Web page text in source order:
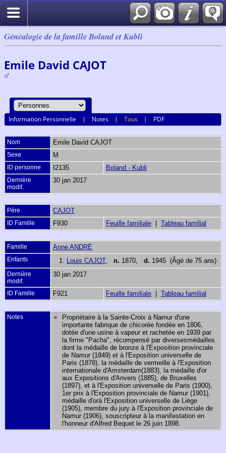
Généalogie de la famille Boland et Kubli
Emile David CAJOT
Information Personnelle | Notes |Tous | PDF
Nom Emile David CAJOT
Sexe M
ID personne I2135 Boland - Kubli
Dernière
modif.
30 jan 2017
Père CAJOT
ID Famille F930 Feuille familiale Tableau familial
Famille Anne ANDRÉ
Enfants 1. Louis CAJOT, n. 1870, d. 1945 (Âgé de 75 ans)
Dernière
modif.
30 jan 2017
ID Famille F921 Feuille familiale Tableau familial
Notes
Propriétaire à la Sainte-Croix à Namur d'une
importante fabrique de chicorée fondée en 1806,
dotée d'une usine à vapeur et rachetée en 1939 par
la firme "Pacha", récompensé par diversesmédailles
dont la médaille de bronze à l'Exposition provinciale
de Namur (1849) et à l'Exposition universelle de
Paris (1878), la médaille de vermeille à l'Exposition
internationale d'Amsterdam(1883), la médaille d'or
aux Expositions d'Anvers (1885), de Bruxelles
(1897), et à l'Exposition universelle de Paris (1900),
1er prix à l'Exposition provinciale de Namur (1901),
médaille d'orà l'Exposition universelle de Liège
(1905), membre du jury à l'Exposition provinciale de
Namur (1906), souscripteur à la manifestation en
l'honneur d'Alfred Bequet le 26 juin 1898.